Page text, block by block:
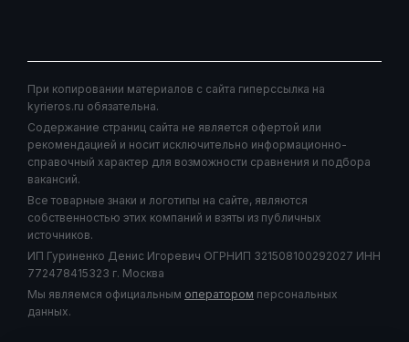
При копировании материалов с сайта гиперссылка на
kyrieros.ru обязательна.
Содержание страниц сайта не является офертой или
рекомендацией и носит исключительно информационно-
справочный характер для возможности сравнения и подбора
вакансий.
Все товарные знаки и логотипы на сайте, являются
собственностью этих компаний и взяты из публичных
источников.
ИП Гуриненко Денис Игоревич ОГРНИП 321508100292027 ИНН
772478415323 г. Москва
Мы являемся официальным оператором персональных
данных.